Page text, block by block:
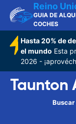
Reino
GUIA DE
COCHES
Hasta 20% de
el mundo Esta
2026 -
Taunton